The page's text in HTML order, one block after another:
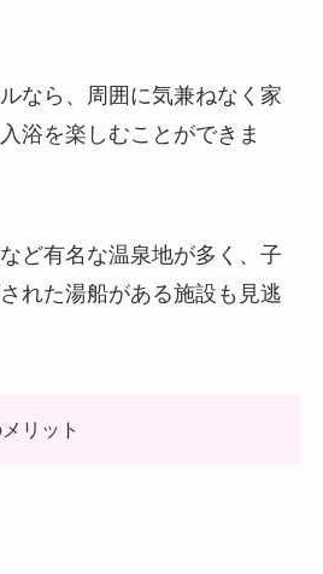
なら、周囲に気兼ねなく家
浴を楽しむことができま
ど有名な温泉地が多く、子
れた湯船がある施設も見逃
リット